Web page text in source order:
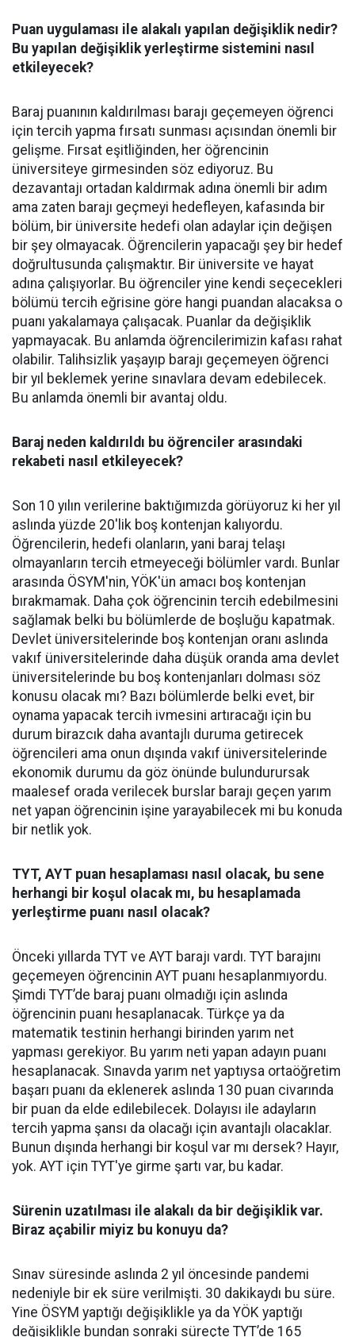
Puan uygulaması ile alakalı yapılan değişiklik nedir?
Bu yapılan değişiklik yerleştirme sistemini nasıl
etkileyecek?
Baraj puanının kaldırılması barajı geçemeyen öğrenci
için tercih yapma fırsatı sunması açısından önemli bir
gelişme. Fırsat eşitliğinden, her öğrencinin
üniversiteye girmesinden söz ediyoruz. Bu
dezavantajı ortadan kaldırmak adına önemli bir adım
ama zaten barajı geçmeyi hedefleyen, kafasında bir
bölüm, bir üniversite hedefi olan adaylar için değişen
bir şey olmayacak. Öğrencilerin yapacağı şey bir hedef
doğrultusunda çalışmaktır. Bir üniversite ve hayat
adına çalışıyorlar. Bu öğrenciler yine kendi seçecekleri
bölümü tercih eğrisine göre hangi puandan alacaksa o
puanı yakalamaya çalışacak. Puanlar da değişiklik
yapmayacak. Bu anlamda öğrencilerimizin kafası rahat
olabilir. Talihsizlik yaşayıp barajı geçemeyen öğrenci
bir yıl beklemek yerine sınavlara devam edebilecek.
Bu anlamda önemli bir avantaj oldu.
Baraj neden kaldırıldı bu öğrenciler arasındaki
rekabeti nasıl etkileyecek?
Son 10 yılın verilerine baktığımızda görüyoruz ki her yıl
aslında yüzde 20'lik boş kontenjan kalıyordu.
Öğrencilerin, hedefi olanların, yani baraj telaşı
olmayanların tercih etmeyeceği bölümler vardı. Bunlar
arasında ÖSYM'nin, YÖK'ün amacı boş kontenjan
bırakmamak. Daha çok öğrencinin tercih edebilmesini
sağlamak belki bu bölümlerde de boşluğu kapatmak.
Devlet üniversitelerinde boş kontenjan oranı aslında
vakıf üniversitelerinde daha düşük oranda ama devlet
üniversitelerinde bu boş kontenjanları dolması söz
konusu olacak mı? Bazı bölümlerde belki evet, bir
oynama yapacak tercih ivmesini artıracağı için bu
durum birazcık daha avantajlı duruma getirecek
öğrencileri ama onun dışında vakıf üniversitelerinde
ekonomik durumu da göz önünde bulundurursak
maalesef orada verilecek burslar barajı geçen yarım
net yapan öğrencinin işine yarayabilecek mi bu konuda
bir netlik yok.
TYT, AYT puan hesaplaması nasıl olacak, bu sene
herhangi bir koşul olacak mı, bu hesaplamada
yerleştirme puanı nasıl olacak?
Önceki yıllarda TYT ve AYT barajı vardı. TYT barajını
geçemeyen öğrencinin AYT puanı hesaplanmıyordu.
Şimdi TYT’de baraj puanı olmadığı için aslında
öğrencinin puanı hesaplanacak. Türkçe ya da
matematik testinin herhangi birinden yarım net
yapması gerekiyor. Bu yarım neti yapan adayın puanı
hesaplanacak. Sınavda yarım net yaptıysa ortaöğretim
başarı puanı da eklenerek aslında 130 puan civarında
bir puan da elde edilebilecek. Dolayısı ile adayların
tercih yapma şansı da olacağı için avantajlı olacaklar.
Bunun dışında herhangi bir koşul var mı dersek? Hayır,
yok. AYT için TYT'ye girme şartı var, bu kadar.
Sürenin uzatılması ile alakalı da bir değişiklik var.
Biraz açabilir miyiz bu konuyu da?
Sınav süresinde aslında 2 yıl öncesinde pandemi
nedeniyle bir ek süre verilmişti. 30 dakikaydı bu süre.
Yine ÖSYM yaptığı değişiklikle ya da YÖK yaptığı
değişiklikle bundan sonraki süreçte TYT’de 165